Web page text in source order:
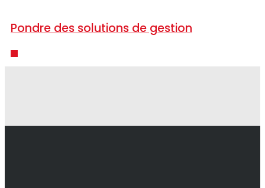
Pondre des solutions de gestion